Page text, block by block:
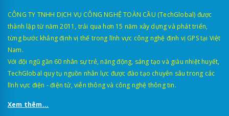
CÔNG TY TNHH DỊCH VỤ CÔNG NGHỆ TOÀN CẦU (TechGlobal) được
thành lập từ năm 2011, trải qua hơn 15 năm xây dựng và phát triển,
từng bước khẳng định vị thế trong lĩnh vực công nghệ định vị GPS tại Việt
Nam.
Với đội ngũ gần 60 nhân sự trẻ, năng động, sáng tạo và giàu nhiệt huyết,
TechGlobal quy tụ nguồn nhân lực được đào tạo chuyên sâu trong các
lĩnh vực điện - điện tử, viễn thông và công nghệ thông tin.
Xem thêm...